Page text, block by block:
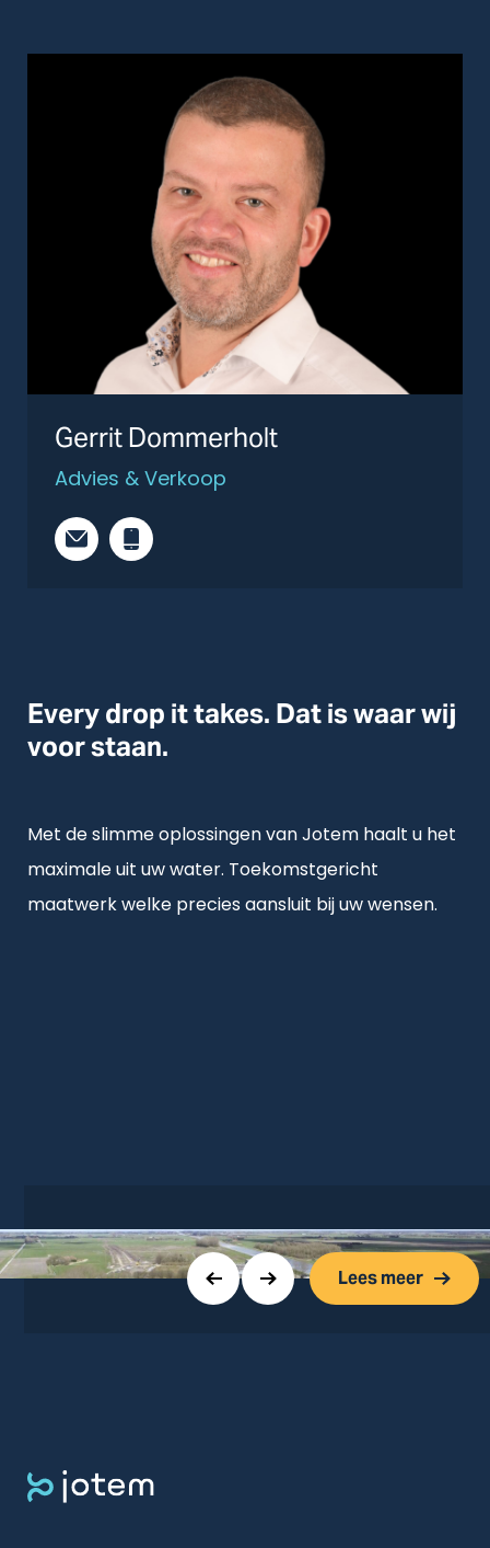
Gerrit Dommerholt
Advies & Verkoop
Every drop it takes. Dat is waar wij
voor staan.
Met de slimme oplossingen van Jotem haalt u het
maximale uit uw water. Toekomstgericht
maatwerk welke precies aansluit bij uw wensen.
Lees meer